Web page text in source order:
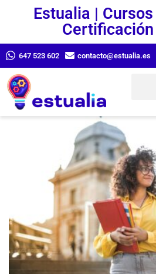
Estualia |
Certificación
647 523 602 contacto@estualia.es